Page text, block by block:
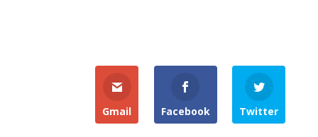
Gmail Facebook Twitter